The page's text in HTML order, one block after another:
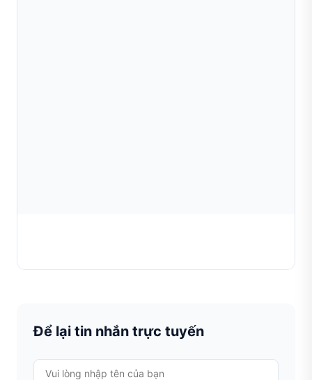
Để lại tin nhắn trực tuyến